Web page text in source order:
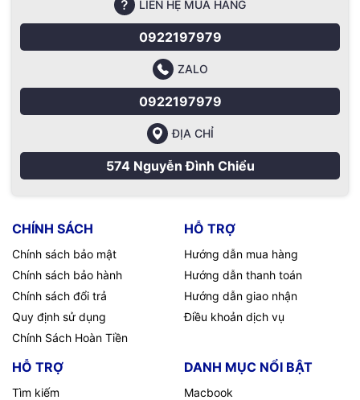
LIÊN HỆ MUA HÀNG
0922197979
ZALO
0922197979
ĐỊA CHỈ
574 Nguyễn Đình Chiểu
CHÍNH SÁCH
Chính sách bảo mật
Chính sách bảo hành
Chính sách đổi trả
Quy định sử dụng
Chính Sách Hoàn Tiền
HỖ TRỢ
Hướng dẫn mua hàng
Hướng dẫn thanh toán
Hướng dẫn giao nhận
Điều khoản dịch vụ
HỖ TRỢ
Tìm kiếm
DANH MỤC NỔI BẬT
Macbook